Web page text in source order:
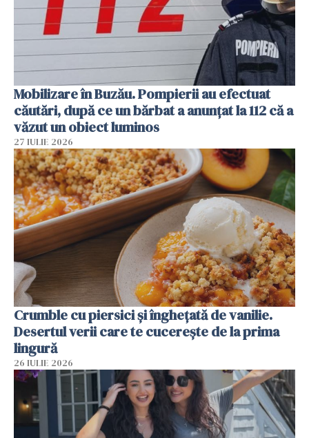
Mobilizare în Buzău. Pompierii au efectuat
căutări, după ce un bărbat a anunțat la 112 că a
văzut un obiect luminos
27 IULIE 2026
Crumble cu piersici și înghețată de vanilie.
Desertul verii care te cucerește de la prima
lingură
26 IULIE 2026